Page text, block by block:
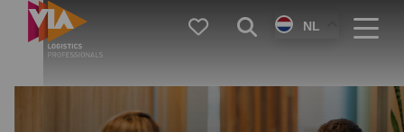
VIA
Logistics
FavorietenZoekenNL